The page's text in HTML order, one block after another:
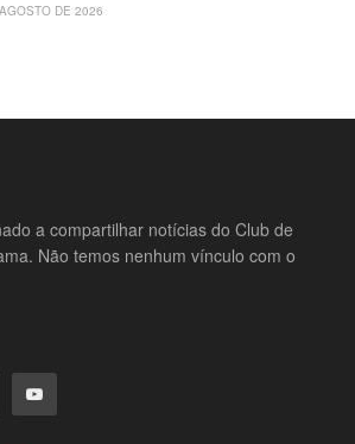
DE 2026
a compartilhar notícias do Club de
Não temos nenhum vínculo com o